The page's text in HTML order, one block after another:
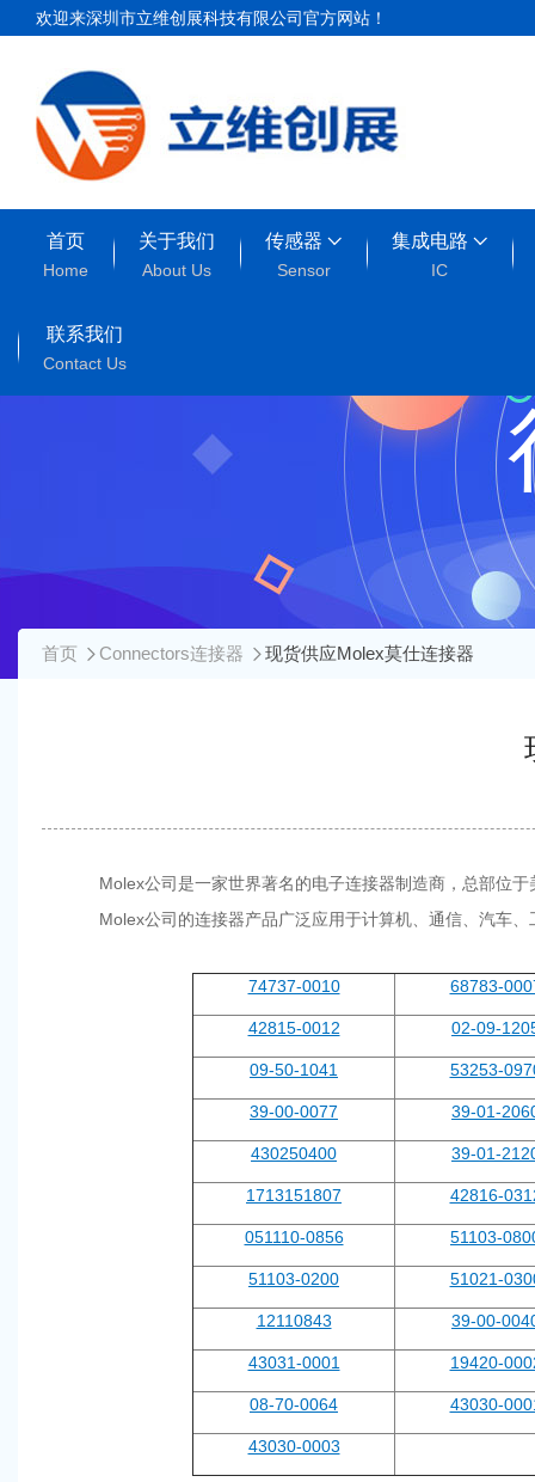
欢迎来深圳市立维创展科技有限公司官方网站！
首页
Home
关于我们
About Us
传感器
Sensor
集成电路
IC
联系我们
Contact Us
首页 Connectors连接器 现货供应Molex莫仕连接器
Molex公司是一家世界著名的电子连接器制造商，总部位于
Molex公司的连接器产品广泛应用于计算机、通信、汽车、
74737-0010 68783-
42815-0012 02-09-
09-50-1041 53253-
39-00-0077 39-01-
430250400 39-01-
1713151807 42816-
051110-0856 51103-
51103-0200 51021-
12110843 39-00-
43031-0001 19420-
08-70-0064 43030-
43030-0003